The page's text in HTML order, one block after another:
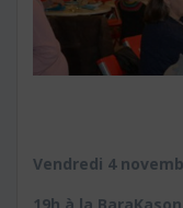
Vendredi 4